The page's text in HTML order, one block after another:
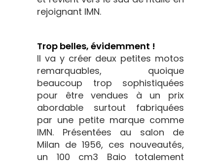
rejoignant IMN.
Trop belles, évidemment !
Il va y créer deux petites motos
remarquables, quoique
beaucoup trop sophistiquées
pour être vendues à un prix
abordable surtout fabriquées
par une petite marque comme
IMN. Présentées au salon de
Milan de 1956, ces nouveautés,
un 100 cm3 Baio totalement